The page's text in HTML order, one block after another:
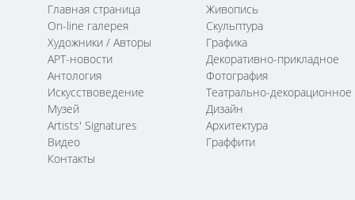
Главная страница
On-line галерея
Художники / Авторы
АРТ-новости
Антология
Искусствоведение
Музей
Artists' Signatures
Видео
Контакты
Живопись
Скульптура
Графика
Декоративно-прикладное
Фотография
Театрально-декорационное
Дизайн
Архитектура
Граффити